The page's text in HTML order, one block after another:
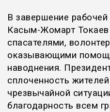
В завершение
Касым-Жомарт Токаев
спасателями,
оказывающими
наводнения.
сплоченность
чрезвычайной
благодарность всем